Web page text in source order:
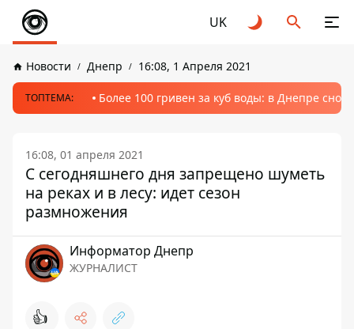
UK
Новости Днепр 16:08, 1 Апреля 2021
ТОПТЕМА: Более 100 гривен за куб воды: в Днепре
16:08, 01 апреля 2021
С сегодняшнего дня запрещено шуметь
на реках и в лесу: идет сезон
размножения
Информатор Днепр
ЖУРНАЛИСТ
👍